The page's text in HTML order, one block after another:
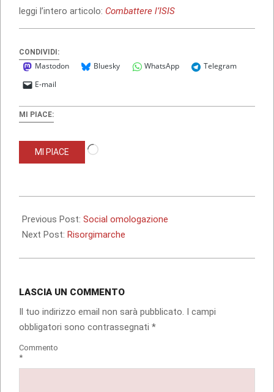
leggi l’intero articolo: Combattere l’ISIS
CONDIVIDI:
Mastodon Bluesky WhatsApp
Telegram
E-mail
MI PIACE:
MI PIACE
06-
04
Previous Post: Social omologazione
Next Post: Risorgimarche
LASCIA UN COMMENTO
Il tuo indirizzo email non sarà pubblicato. I campi
obbligatori sono contrassegnati *
Commento
*